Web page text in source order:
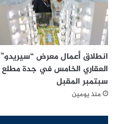
انطلاق أعمال معرض “سيريدو”
العقاري الخامس في جدة مطلع
سبتمبر المقبل
منذ يومين